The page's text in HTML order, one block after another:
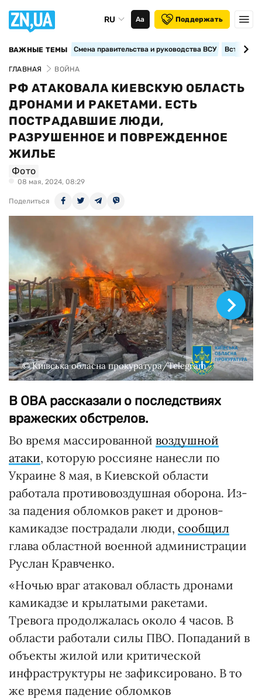
RU Аа Поддержать
ВАЖНЫЕ ТЕМЫ Смена правительства и руководства ВСУ
ГЛАВНАЯ ВОЙНА
РФ АТАКОВАЛА КИЕВСКУЮ ОБЛАСТЬ
ДРОНАМИ И РАКЕТАМИ. ЕСТЬ
ПОСТРАДАВШИЕ ЛЮДИ,
РАЗРУШЕННОЕ И ПОВРЕЖДЕННОЕ
ЖИЛЬЕ
Фото
08 мая, 2024, 08:29
Поделиться
© Київська обласна прокуратура/Telegram
В ОВА рассказали о последствиях
вражеских обстрелов.
Во время массированной воздушной
атаки, которую россияне нанесли по
Украине 8 мая, в Киевской области
работала противовоздушная оборона. Из-
за падения обломков ракет и дронов-
камикадзе пострадали люди, сообщил
глава областной военной администрации
Руслан Кравченко.
«Ночью враг атаковал область дронами
камикадзе и крылатыми ракетами.
Тревога продолжалась около 4 часов. В
области работали силы ПВО. Попаданий в
объекты жилой или критической
инфраструктуры не зафиксировано. В то
же время ⁠падение обломков